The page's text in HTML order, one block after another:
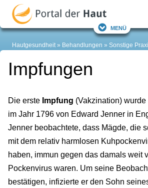
Menü
Hautgesundheit Behandlungen Sonstige
Impfungen
Die erste Impfung (Vakzination) wurde
im Jahr 1796 von Edward Jenner in
Jenner beobachtete, dass Mägde, die
mit dem relativ harmlosen
haben, immun gegen das damals weit
Pockenvirus waren. Um seine
bestätigen, infizierte er den Sohn